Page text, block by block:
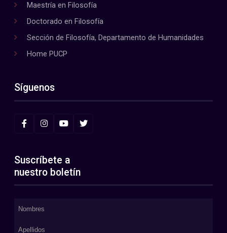
Maestría en Filosofía
Doctorado en Filosofía
Sección de Filosofía, Departamento de Humanidades
Home PUCP
Síguenos
Suscríbete a
nuestro boletín